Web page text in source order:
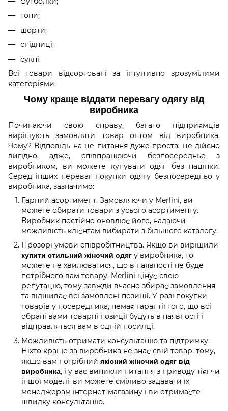
топи;
шорти;
спідниці;
сукні.
Всі товари відсортовані за інтуїтивно зрозумілими
категоріями.
Чому краще віддати перевагу одягу від
виробника
Починаючи свою справу, багато підприємців
вирішують замовляти товар оптом від виробника.
Чому? Відповідь на це питання дуже проста: це дійсно
вигідно, адже, співпрацюючи безпосередньо з
виробником, ви можете купувати одяг без націнки.
Серед інших переваг покупки одягу безпосередньо у
виробника, зазначимо:
Гарний асортимент. Замовляючи у Merlini, ви
можете обирати товари з усього асортименту.
Виробник постійно оновлює його, надаючи
можливість клієнтам вибирати з більшого каталогу.
Прозорі умови співробітництва. Якщо ви вирішили
купити стильний жіночий одяг у виробника, то
можете не хвилюватися, що в наявності не буде
потрібного вам товару. Merlini цінує свою
репутацію, тому завжди вчасно збирає замовлення
та відшиває всі замовлені позиції. У разі покупки
товарів у посередника, немає гарантії того, що всі
обрані вами товарні позиції будуть в наявності і
відправляться вам в одній посилці.
Можливість отримати консультацію та підтримку.
Ніхто краще за виробника не знає свій товар, тому,
якщо вам потрібний якісний жіночий одяг від
виробника, і у вас виникли питання з приводу тієї чи
іншої моделі, ви можете сміливо задавати їх
менеджерам інтернет-магазину і ви отримаєте
швидку консультацію.